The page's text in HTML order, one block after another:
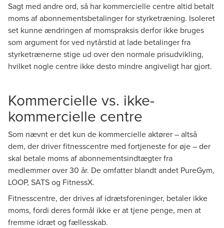
Sagt med andre ord, så har kommercielle centre altid betalt
moms af abonnementsbetalinger for styrketræning. Isoleret
set kunne ændringen af momspraksis derfor ikke bruges
som argument for ved nytårstid at lade betalinger fra
styrketrænerne stige ud over den normale prisudvikling,
hvilket nogle centre ikke desto mindre angiveligt har gjort.
Kommercielle vs. ikke-
kommercielle centre
Som nævnt er det kun de kommercielle aktører – altså
dem, der driver fitnesscentre med fortjeneste for øje – der
skal betale moms af abonnementsindtægter fra
medlemmer over 30 år. De omfatter blandt andet PureGym,
LOOP, SATS og FitnessX.
Fitnesscentre, der drives af idrætsforeninger, betaler ikke
moms, fordi deres formål ikke er at tjene penge, men at
fremme idræt og fællesskab.